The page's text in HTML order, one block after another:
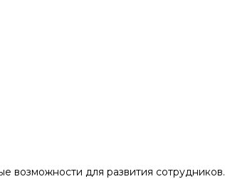
возможности для развития сотрудников.